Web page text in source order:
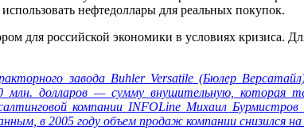
нефтедоллары для реальных покупок.
для российской экономики в условиях кризиса.
завода Buhler Versatile (Бюлер
млн. долларов — сумму внушительную, которая
компании INFOLine Михаил
в 2005 году объем продаж компании снизился